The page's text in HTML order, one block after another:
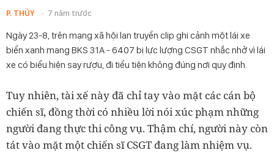
P. THỦY 7 năm trước
Ngày 23-8, trên mạng xã hội lan truyền clip ghi cảnh một lái xe
biển xanh mang BKS 31A - 6407 bị lực lượng CSGT nhắc nhở vì lái
xe có biểu hiện say rượu, đi tiểu tiện không đúng nơi quy định.
Tuy nhiên, tài xế này đã chỉ tay vào mặt các cán bộ
chiến sĩ, đồng thời có nhiều lời nói xúc phạm những
người đang thực thi công vụ. Thậm chí, người này còn
tát vào mặt một chiến sĩ CSGT đang làm nhiệm vụ.